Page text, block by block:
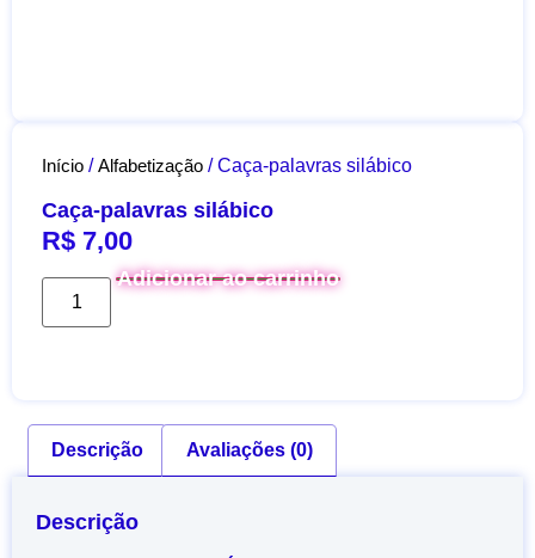
Início /Alfabetização / Caça-palavras silábico
Caça-palavras silábico
R$ 7,00
Adicionar ao carrinho
Descrição Avaliações (0)
Descrição